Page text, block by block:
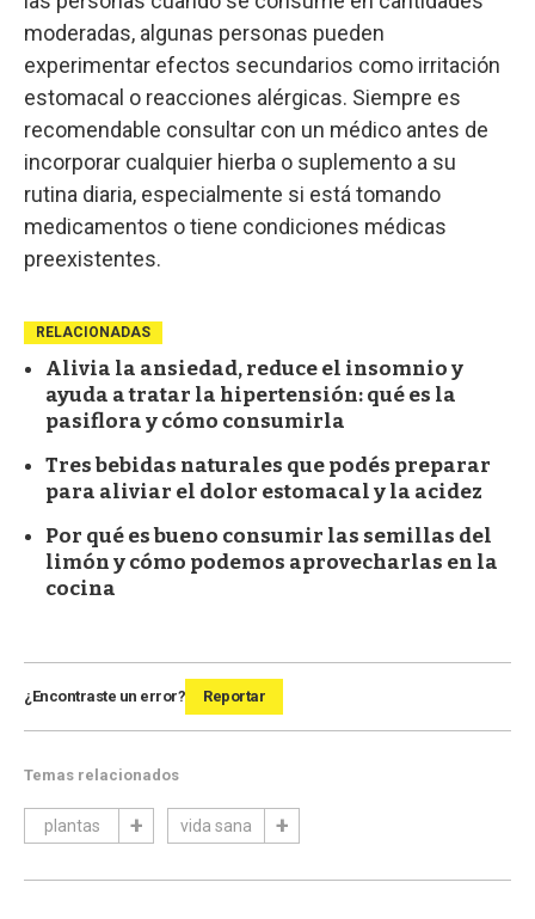
moderadas, algunas personas pueden
experimentar efectos secundarios como irritación
estomacal o reacciones alérgicas. Siempre es
recomendable consultar con un médico antes de
incorporar cualquier hierba o suplemento a su
rutina diaria, especialmente si está tomando
medicamentos o tiene condiciones médicas
preexistentes.
RELACIONADAS
Alivia la ansiedad, reduce el insomnio y
ayuda a tratar la hipertensión: qué es la
pasiflora y cómo consumirla
Tres bebidas naturales que podés preparar
para aliviar el dolor estomacal y la acidez
Por qué es bueno consumir las semillas del
limón y cómo podemos aprovecharlas en la
cocina
¿Encontraste un error? Reportar
Temas relacionados
plantas vida sana